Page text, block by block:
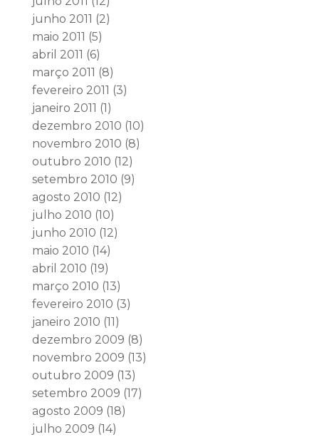
junho 2011 (2)
maio 2011 (5)
abril 2011 (6)
março 2011 (8)
fevereiro 2011 (3)
janeiro 2011 (1)
dezembro 2010 (10)
novembro 2010 (8)
outubro 2010 (12)
setembro 2010 (9)
agosto 2010 (12)
julho 2010 (10)
junho 2010 (12)
maio 2010 (14)
abril 2010 (19)
março 2010 (13)
fevereiro 2010 (3)
janeiro 2010 (11)
dezembro 2009 (8)
novembro 2009 (13)
outubro 2009 (13)
setembro 2009 (17)
agosto 2009 (18)
julho 2009 (14)